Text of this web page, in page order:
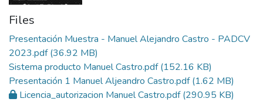
Files
Presentación Muestra - Manuel Alejandro Castro - PADCV
2023.pdf(36.92 MB)
Sistema producto Manuel Castro.pdf(152.16 KB)
Presentación 1 Manuel Aljeandro Castro.pdf(1.62 MB)
Licencia_autorizacion Manuel Castro.pdf(290.95 KB)